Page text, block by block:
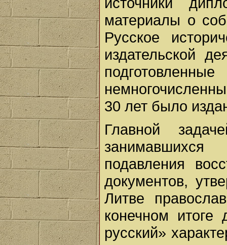
материалы о
Русское
издательской
30 лет было
Главной
занимавшихся
подавления
документов,
Литве
конечном итоге
русский»